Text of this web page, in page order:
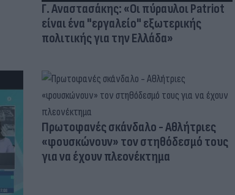
Γ. Αναστασάκης: «Οι πύραυλοι Patriot
είναι ένα "εργαλείο" εξωτερικής
πολιτικής για την Ελλάδα»
Πρωτοφανές σκάνδαλο - Aθλήτριες
«φουσκώνουν» τον στηθόδεσμό τους
για να έχουν πλεονέκτημα